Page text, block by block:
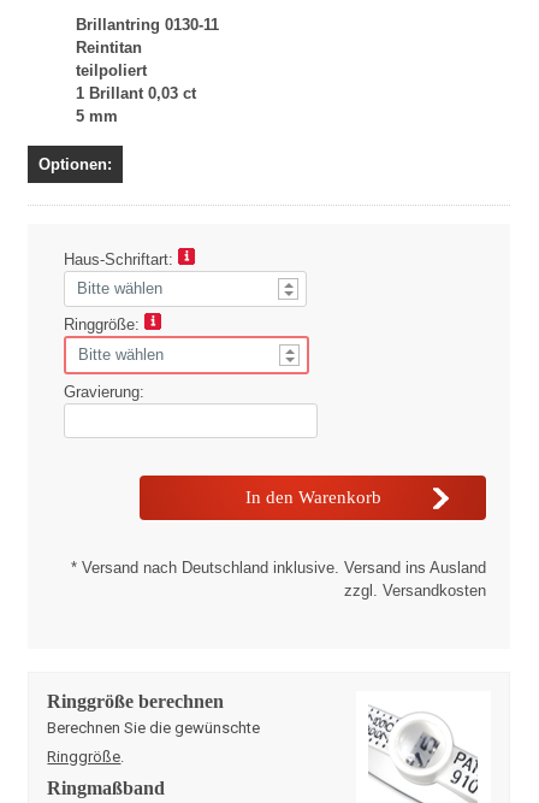
Brillantring 0130-11
Reintitan
teilpoliert
1 Brillant 0,03 ct
5 mm
Optionen:
Haus-Schriftart:
Ringgröße:
Gravierung:
* Versand nach Deutschland inklusive. Versand ins Ausland
zzgl. Versandkosten
Ringgröße berechnen
Berechnen Sie die gewünschte
Ringgröße
Ringmaßband